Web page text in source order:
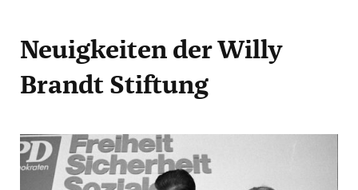
Neuigkeiten der Willy
Brandt Stiftung